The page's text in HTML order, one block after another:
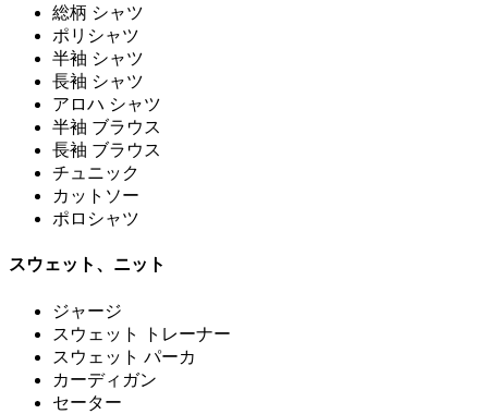
総柄 シャツ
ポリシャツ
半袖 シャツ
長袖 シャツ
アロハ シャツ
半袖 ブラウス
長袖 ブラウス
チュニック
カットソー
ポロシャツ
スウェット、ニット
ジャージ
スウェット トレーナー
スウェット パーカ
カーディガン
セーター